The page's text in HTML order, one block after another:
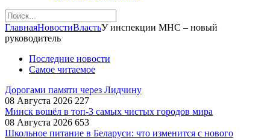
ГлавнаяНовостиВластьУ инспекции МНС – новый
руководитель
Последние новости
Самое читаемое
Дорогами памяти через Лидчину
08 Августа 2026 227
Минск вошёл в топ-3 самых чистых городов мира
08 Августа 2026 653
Школьное питание в Беларуси: что изменится с нового